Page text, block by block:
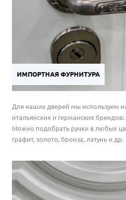
ИМПОРТНАЯ ФУРНИТУРА
Для наших дверей мы используем
итальянских и германских
Можно подобрать ручки в любых
графит, золото, бронза, латунь и др.